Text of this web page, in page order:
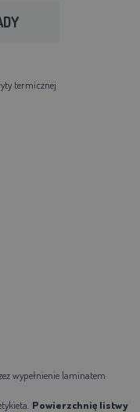
termicznej
wypełnienie laminatem
Powierzchnię listwy